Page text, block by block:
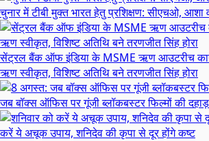
चुनार में टीबी मुक्त भारत हेतु प्रशिक्षण: सीएचओ,
सेंट्रल बैंक ऑफ इंडिया के MSME ऋण आउटरीच
ऋण स्वीकृत, विशिष्ट अतिथि बने तरणजीत सिंह होरा
जब बॉक्स ऑफिस पर गूंजी ब्लॉकबस्टर फिल्मों की दहाड़
करें ये अचूक उपाय, शनिदेव की कृपा से दूर होंगे कष्ट